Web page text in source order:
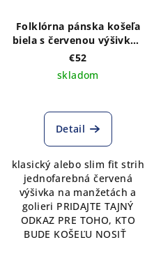
Folklórna pánska košeľa
biela s červenou výšivkou
vzor Kristián2
€52
skladom
Detail
klasický alebo slim fit strih
jednofarebná červená
výšivka na manžetách a
golieri PRIDAJTE TAJNÝ
ODKAZ PRE TOHO, KTO
BUDE KOŠEĽU NOSIŤ